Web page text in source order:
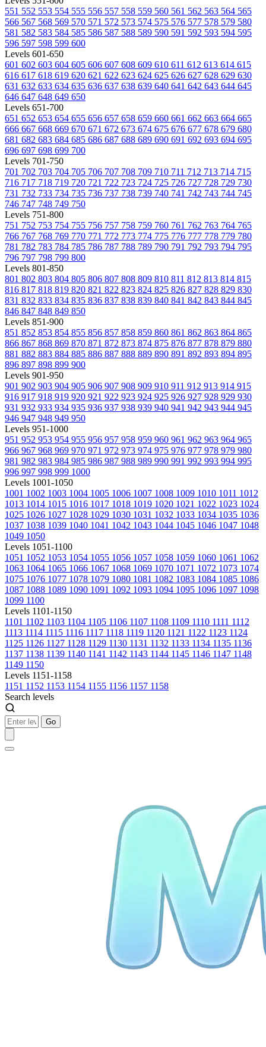
551 552 553 554 555 556 557 558 559 560 561 562 563 564 565
566 567 568 569 570 571 572 573 574 575 576 577 578 579 580
581 582 583 584 585 586 587 588 589 590 591 592 593 594 595
596 597 598 599 600
Levels 601-650
601 602 603 604 605 606 607 608 609 610 611 612 613 614 615
616 617 618 619 620 621 622 623 624 625 626 627 628 629 630
631 632 633 634 635 636 637 638 639 640 641 642 643 644 645
646 647 648 649 650
Levels 651-700
651 652 653 654 655 656 657 658 659 660 661 662 663 664 665
666 667 668 669 670 671 672 673 674 675 676 677 678 679 680
681 682 683 684 685 686 687 688 689 690 691 692 693 694 695
696 697 698 699 700
Levels 701-750
701 702 703 704 705 706 707 708 709 710 711 712 713 714 715
716 717 718 719 720 721 722 723 724 725 726 727 728 729 730
731 732 733 734 735 736 737 738 739 740 741 742 743 744 745
746 747 748 749 750
Levels 751-800
751 752 753 754 755 756 757 758 759 760 761 762 763 764 765
766 767 768 769 770 771 772 773 774 775 776 777 778 779 780
781 782 783 784 785 786 787 788 789 790 791 792 793 794 795
796 797 798 799 800
Levels 801-850
801 802 803 804 805 806 807 808 809 810 811 812 813 814 815
816 817 818 819 820 821 822 823 824 825 826 827 828 829 830
831 832 833 834 835 836 837 838 839 840 841 842 843 844 845
846 847 848 849 850
Levels 851-900
851 852 853 854 855 856 857 858 859 860 861 862 863 864 865
866 867 868 869 870 871 872 873 874 875 876 877 878 879 880
881 882 883 884 885 886 887 888 889 890 891 892 893 894 895
896 897 898 899 900
Levels 901-950
901 902 903 904 905 906 907 908 909 910 911 912 913 914 915
916 917 918 919 920 921 922 923 924 925 926 927 928 929 930
931 932 933 934 935 936 937 938 939 940 941 942 943 944 945
946 947 948 949 950
Levels 951-1000
951 952 953 954 955 956 957 958 959 960 961 962 963 964 965
966 967 968 969 970 971 972 973 974 975 976 977 978 979 980
981 982 983 984 985 986 987 988 989 990 991 992 993 994 995
996 997 998 999 1000
Levels 1001-1050
1001 1002 1003 1004 1005 1006 1007 1008 1009 1010 1011 1012
1013 1014 1015 1016 1017 1018 1019 1020 1021 1022 1023 1024
1025 1026 1027 1028 1029 1030 1031 1032 1033 1034 1035 1036
1037 1038 1039 1040 1041 1042 1043 1044 1045 1046 1047 1048
1049 1050
Levels 1051-1100
1051 1052 1053 1054 1055 1056 1057 1058 1059 1060 1061 1062
1063 1064 1065 1066 1067 1068 1069 1070 1071 1072 1073 1074
1075 1076 1077 1078 1079 1080 1081 1082 1083 1084 1085 1086
1087 1088 1089 1090 1091 1092 1093 1094 1095 1096 1097 1098
1099 1100
Levels 1101-1150
1101 1102 1103 1104 1105 1106 1107 1108 1109 1110 1111 1112
1113 1114 1115 1116 1117 1118 1119 1120 1121 1122 1123 1124
1125 1126 1127 1128 1129 1130 1131 1132 1133 1134 1135 1136
1137 1138 1139 1140 1141 1142 1143 1144 1145 1146 1147 1148
1149 1150
Levels 1151-1158
1151 1152 1153 1154 1155 1156 1157 1158
Search levels
Go